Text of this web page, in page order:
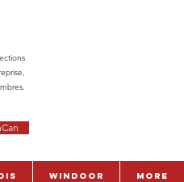
WinDoor More